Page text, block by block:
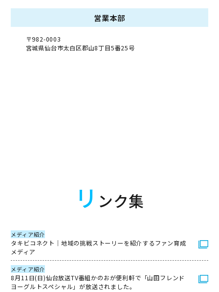
営業本部
〒982-0003
宮城県仙台市太白区郡山8丁目5番25号
リ ンク集
メディア紹介
タキビコネクト｜地域の挑戦ストーリーを紹介するファン育成
メディア
メディア紹介
8月11日(日)仙台放送TV番組かのおが便利軒で「山田フレンド
ヨーグルトスペシャル」が放送されました。